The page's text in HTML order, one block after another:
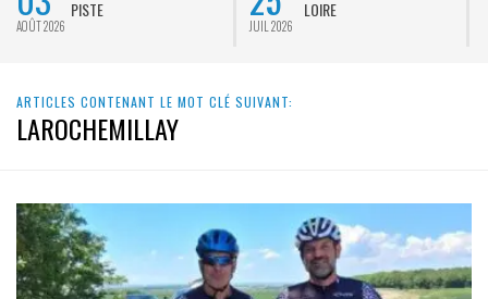
AOÛT 2026
PISTE
JUIL 2026
LOIRE
ARTICLES CONTENANT LE MOT CLÉ SUIVANT:
LAROCHEMILLAY